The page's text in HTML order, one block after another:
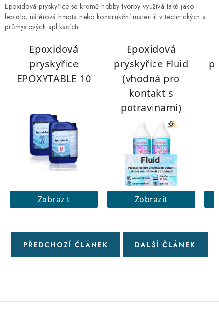
Epoxidová pryskyřice se kromě hobby tvorby využívá také jako
lepidlo, nátěrová hmota nebo konstrukční materiál v technických a
průmyslových aplikacích.
PŘEDCHOZÍ ČLÁNEK DALŠÍ ČLÁNEK